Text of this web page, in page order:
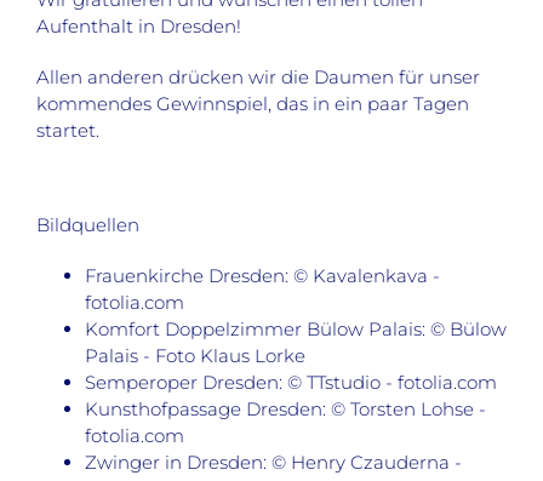
Aufenthalt in Dresden!
Allen anderen drücken wir die Daumen für unser
kommendes Gewinnspiel, das in ein paar Tagen
startet.
Bildquellen
Frauenkirche Dresden: © Kavalenkava -
fotolia.com
Komfort Doppelzimmer Bülow Palais: © Bülow
Palais - Foto Klaus Lorke
Semperoper Dresden: © TTstudio - fotolia.com
Kunsthofpassage Dresden: © Torsten Lohse -
fotolia.com
Zwinger in Dresden: © Henry Czauderna -